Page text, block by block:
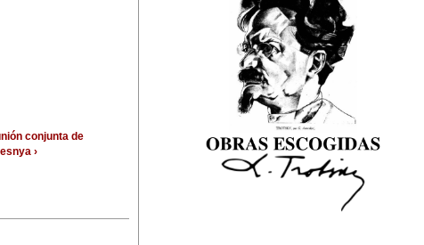
conjunta de
›